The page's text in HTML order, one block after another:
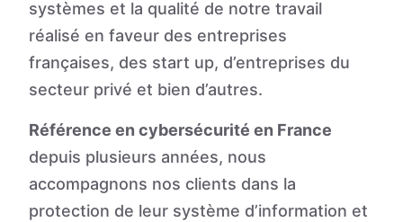
systèmes et la qualité de notre travail
réalisé en faveur des entreprises
françaises, des start up, d’entreprises du
secteur privé et bien d’autres.
Référence en cybersécurité en France
depuis plusieurs années, nous
accompagnons nos clients dans la
protection de leur système d’information et